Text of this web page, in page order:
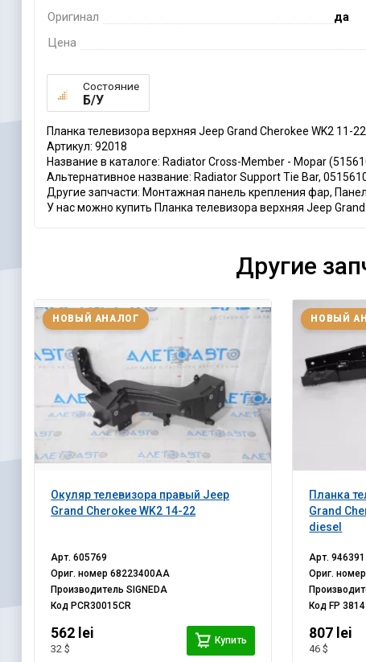
Оригинал
да
Цена
Состояние
Б/У
Планка телевизора верхняя Jeep Grand Cherokee WK2 11-
Артикул: 92018
Название в каталоге: Radiator Cross-Member - Mopar
Альтернативное название: Radiator Support Tie Bar,
Другие запчасти: Монтажная панель крепления фар,
У нас можно купить Планка телевизора верхняя Jeep
Другие
Окуляр телевизора правый Jeep
Grand Cherokee WK2 14-22
НОВЫЙ АНАЛОГ
Арт.605769
Ориг. номер68223400AA
ПроизводительSIGNEDA
Код PCR30015CR
562 lei
32 $
Купить
Планка
Grand
diesel
НОВЫЙ
Арт.946391
Ориг.
Код FP
807 lei
46 $